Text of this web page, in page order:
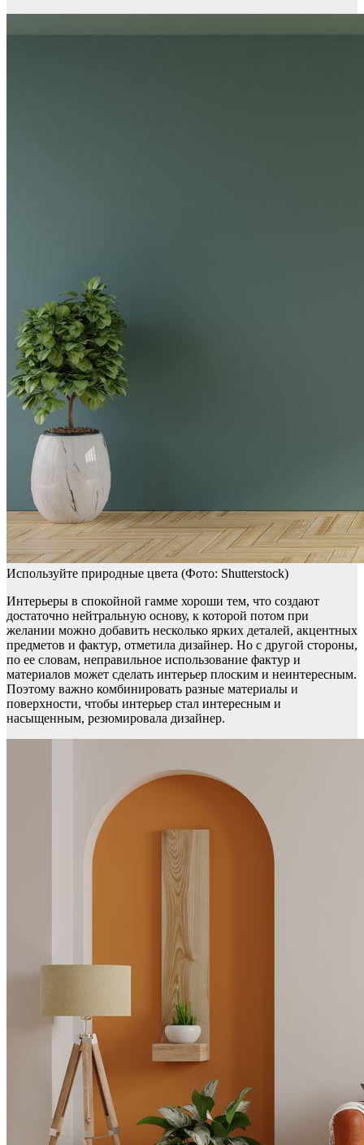
Используйте природные цвета (Фото: Shutterstock)
Интерьеры в спокойной гамме хороши тем, что создают
достаточно нейтральную основу, к которой потом при
желании можно добавить несколько ярких деталей, акцентных
предметов и фактур, отметила дизайнер. Но с другой стороны,
по ее словам, неправильное использование фактур и
материалов может сделать интерьер плоским и неинтересным.
Поэтому важно комбинировать разные материалы и
поверхности, чтобы интерьер стал интересным и
насыщенным, резюмировала дизайнер.